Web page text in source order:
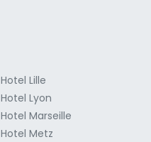
Hotel Lille
Hotel Lyon
Hotel Marseille
Hotel Metz